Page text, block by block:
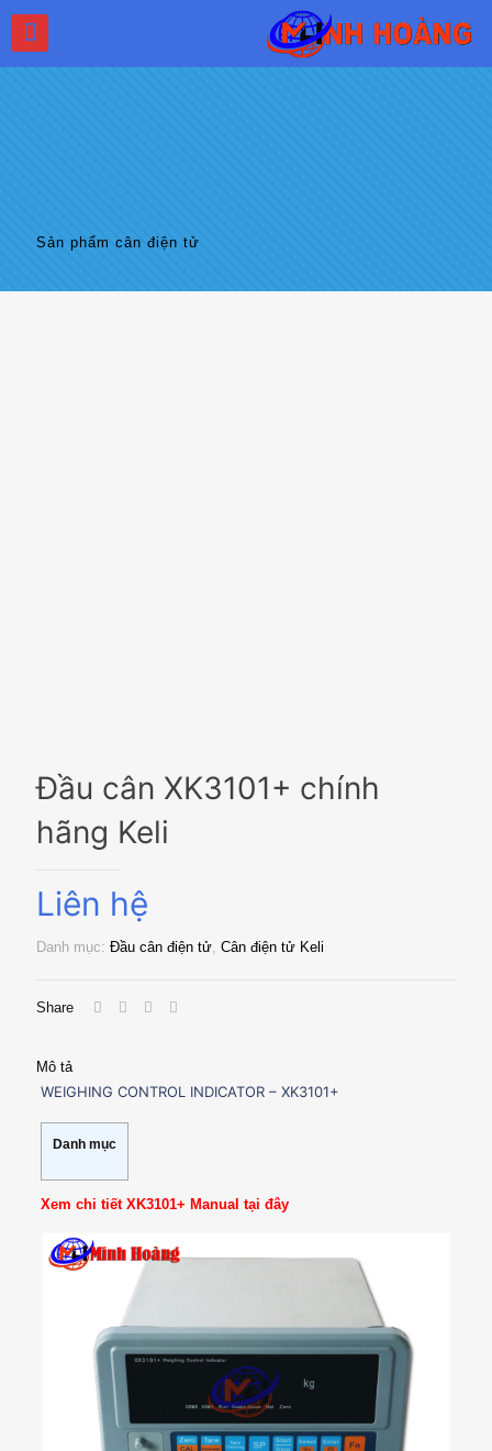
Sản phẩm cân điện tử
Đầu cân XK3101+ chính
hãng Keli
Liên hệ
Danh mục: Đầu cân điện tử, Cân điện tử Keli
Share
Mô tả
WEIGHING CONTROL INDICATOR – XK3101+
Danh mục
Xem chi tiết XK3101+ Manual tại đây